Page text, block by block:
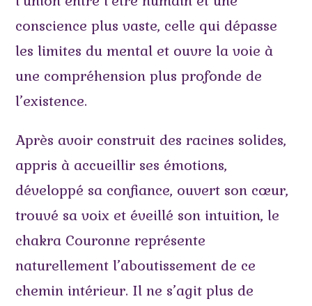
conscience plus vaste, celle qui dépasse
les limites du mental et ouvre la voie à
une compréhension plus profonde de
l’existence.
Après avoir construit des racines solides,
appris à accueillir ses émotions,
développé sa confiance, ouvert son cœur,
trouvé sa voix et éveillé son intuition, le
chakra Couronne représente
naturellement l’aboutissement de ce
chemin intérieur. Il ne s’agit plus de